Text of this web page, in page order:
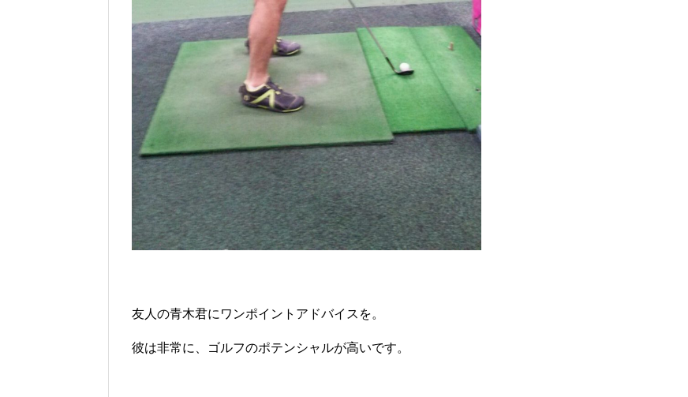
友人の青木君にワンポイントアドバイスを。
彼は非常に、ゴルフのポテンシャルが高いです。